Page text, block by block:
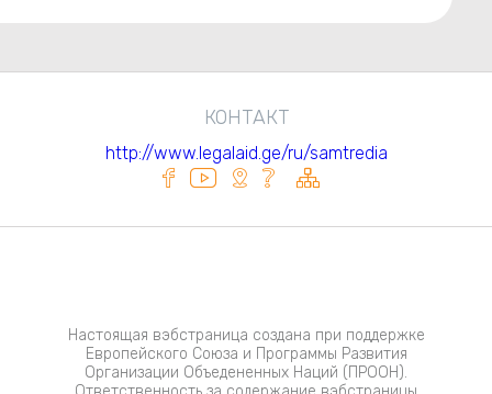
КОНТАКТ
http://www.legalaid.ge/ru/samtredia
Настоящая вэбстраница создана при поддержке
Европейского Союза и Программы Развития
Организации Объедененных Наций (ПРООН).